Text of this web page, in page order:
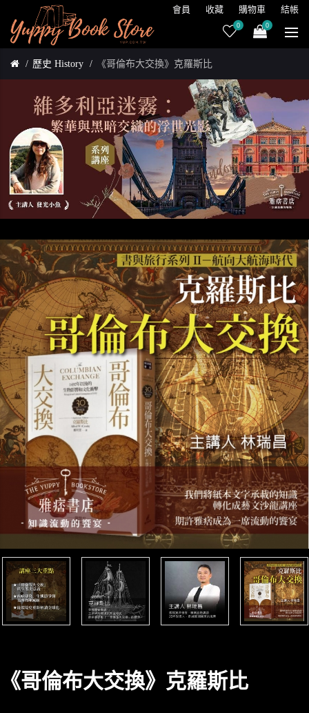
會員 收藏 購物車 結帳
0 0
歷史 History 《哥倫布大交換》克羅斯比
《哥倫布大交換》克羅斯比